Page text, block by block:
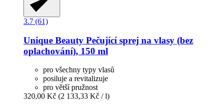
3.7 (61)
Unique Beauty Pečující sprej na vlasy (bez
oplachování), 150 ml
pro všechny typy vlasů
posiluje a revitalizuje
pro větší pružnost
320,00 Kč (2 133,33 Kč / l)